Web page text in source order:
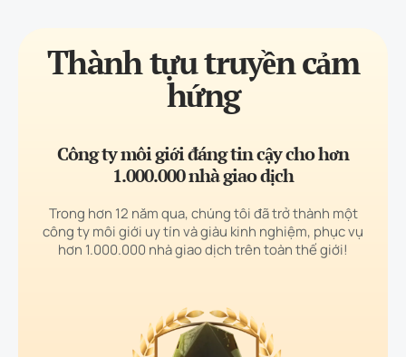
Thành tựu truyền cảm
hứng
Công ty môi giới đáng tin cậy cho hơn
1.000.000 nhà giao dịch
Trong hơn 12 năm qua, chúng tôi đã trở thành một
công ty môi giới uy tín và giàu kinh nghiệm, phục vụ
hơn 1.000.000 nhà giao dịch trên toàn thế giới!